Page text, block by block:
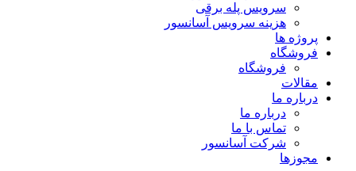
سرویس پله برقی
هزینه سرویس آسانسور
پروژه ها
فروشگاه
فروشگاه
مقالات
درباره ما
درباره ما
تماس با ما
شرکت آسانسور
مجوزها